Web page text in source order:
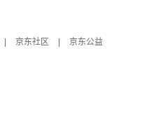
京东社区
京东公益